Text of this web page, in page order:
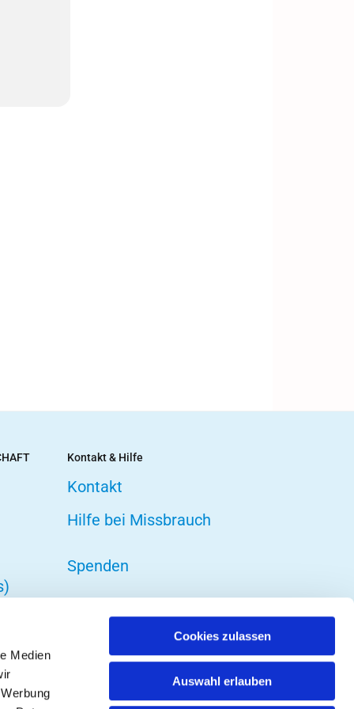
Medien
Cookies zulassen
Auswahl erlauben
Kontakt & Hilfe
Kontakt
Hilfe bei Missbrauch
Spenden